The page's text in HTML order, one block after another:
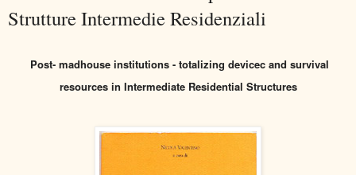
Strutture Intermedie Residenziali
Post- madhouse institutions - totalizing devicec and survival
resources in Intermediate Residential Structures